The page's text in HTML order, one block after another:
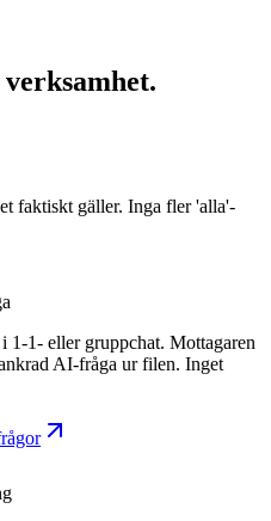
faktiskt gäller. Inga fler 'alla'-
1- eller gruppchat. Mottagaren
AI-fråga ur filen. Inget